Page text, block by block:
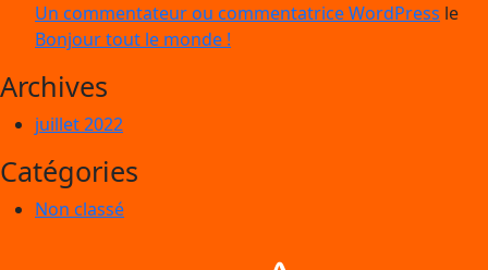
Un commentateur ou commentatrice WordPress le
Bonjour tout le monde !
Archives
juillet 2022
Catégories
Non classé